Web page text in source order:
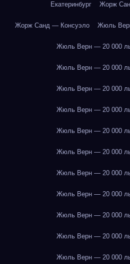
Екатеринбург Жорж
Жорж Санд — Консуэло Жюль
Жюль Верн — 20 000
Жюль Верн — 20 000
Жюль Верн — 20 000
Жюль Верн — 20 000
Жюль Верн — 20 000
Жюль Верн — 20 000
Жюль Верн — 20 000
Жюль Верн — 20 000
Жюль Верн — 20 000
Жюль Верн — 20 000
Жюль Верн — 20 000